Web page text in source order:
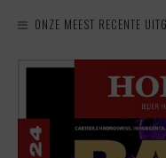
ONZE MEEST RECENTE